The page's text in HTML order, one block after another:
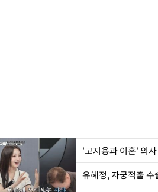
'고지용과 이혼' 의
유혜정, 자궁적출